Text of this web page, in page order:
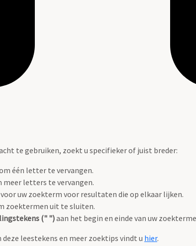
te gebruiken, zoekt u specifieker of juist breder:
één letter te vervangen.
meer letters te vervangen.
voor uw zoekterm voor resultaten die op elkaar lijken.
zoektermen uit te sluiten.
(" ")aan het begin en einde van uw
leestekens en meer zoektips vindt u hier.